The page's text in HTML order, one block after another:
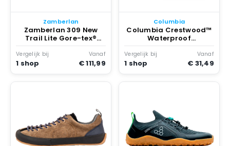
Zamberlan
Zamberlan 309 New
Trail Lite Gore-tex®
Wandelschoenen
Gerenoveerd Waxed
Vergelijk bij
1 shop
Vanaf
€ 111,99
Columbia
Columbia Crestwood™
Waterproof
Wandelschoenen
Gerenoveerd Graphite /
Vergelijk bij
1 shop
Vanaf
€ 31,49